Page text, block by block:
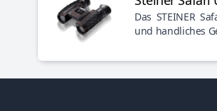
Artikel anzeigen
Das STEINER
und handliches